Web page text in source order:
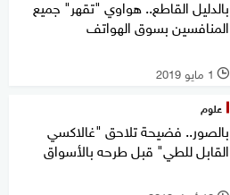
بالدليل القاطع.. هواوي "تقهر" جميع
المنافسين بسوق الهواتف
l 1 مايو 2019
علوم
بالصور.. فضيحة تلاحق "غالاكسي
القابل للطي" قبل طرحه بالأسواق